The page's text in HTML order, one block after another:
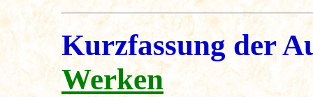
Kurzfassung der
Werken